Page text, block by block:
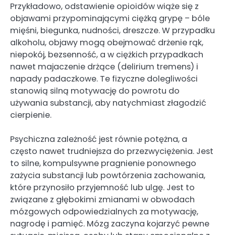
Przykładowo, odstawienie opioidów wiąże się z
objawami przypominającymi ciężką grypę – bóle
mięśni, biegunka, nudności, dreszcze. W przypadku
alkoholu, objawy mogą obejmować drżenie rąk,
niepokój, bezsenność, a w ciężkich przypadkach
nawet majaczenie drżące (delirium tremens) i
napady padaczkowe. Te fizyczne dolegliwości
stanowią silną motywację do powrotu do
używania substancji, aby natychmiast złagodzić
cierpienie.
Psychiczna zależność jest równie potężna, a
często nawet trudniejsza do przezwyciężenia. Jest
to silne, kompulsywne pragnienie ponownego
zażycia substancji lub powtórzenia zachowania,
które przynosiło przyjemność lub ulgę. Jest to
związane z głębokimi zmianami w obwodach
mózgowych odpowiedzialnych za motywację,
nagrodę i pamięć. Mózg zaczyna kojarzyć pewne